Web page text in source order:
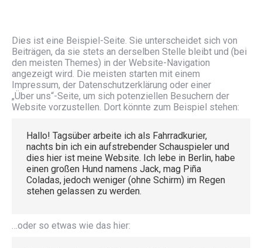
Dies ist eine Beispiel-Seite. Sie unterscheidet sich von
Beiträgen, da sie stets an derselben Stelle bleibt und (bei
den meisten Themes) in der Website-Navigation
angezeigt wird. Die meisten starten mit einem
Impressum, der Datenschutzerklärung oder einer
„Über uns“-Seite, um sich potenziellen Besuchern der
Website vorzustellen. Dort könnte zum Beispiel stehen:
Hallo! Tagsüber arbeite ich als Fahrradkurier,
nachts bin ich ein aufstrebender Schauspieler und
dies hier ist meine Website. Ich lebe in Berlin, habe
einen großen Hund namens Jack, mag Piña
Coladas, jedoch weniger (ohne Schirm) im Regen
stehen gelassen zu werden.
…oder so etwas wie das hier: